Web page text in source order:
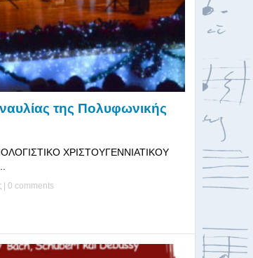
της Πολυφωνικής
ΧΡΙΣΤΟΥΓΕΝΝΙΑΤΙΚΟΥ
0 comments